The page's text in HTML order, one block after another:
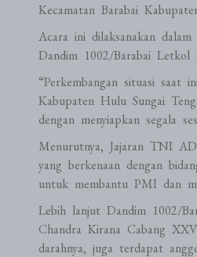
Kecamatan Barabai
Acara ini dilaksanakan dalam
Dandim 1002/Barabai
“Perkembangan situasi saat
Kabupaten Hulu Sungai
dengan menyiapkan segala
Menurutnya, Jajaran TNI
yang berkenaan dengan
untuk membantu PMI dan
Lebih lanjut Dandim 1002/
Chandra Kirana Cabang
darahnya, juga terdapat